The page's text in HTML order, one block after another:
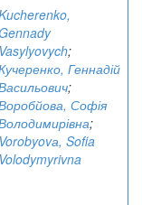
Gennady
Vasylyovych;
Геннадій
;
Софія
;
Vorobyovа, Sofia
Volodymyrivna